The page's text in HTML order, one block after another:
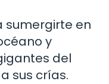
sumergirte en
y
del
sus crías.